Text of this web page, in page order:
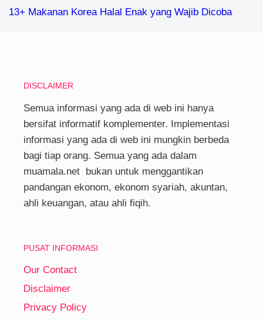
13+ Makanan Korea Halal Enak yang Wajib Dicoba
DISCLAIMER
Semua informasi yang ada di web ini hanya
bersifat informatif komplementer. Implementasi
informasi yang ada di web ini mungkin berbeda
bagi tiap orang. Semua yang ada dalam
muamala.net bukan untuk menggantikan
pandangan ekonom, ekonom syariah, akuntan,
ahli keuangan, atau ahli fiqih.
PUSAT INFORMASI
Our Contact
Disclaimer
Privacy Policy